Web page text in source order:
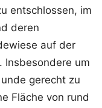
entschlossen, im
deren
auf der
Insbesondere um
gerecht zu
Fläche von rund